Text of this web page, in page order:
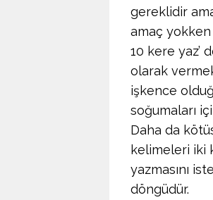
gereklidir
amaç yokken
10 kere yaz’
olarak
işkence
soğumaları
Daha da
kelimeleri iki
yazmasını
döngüdür.